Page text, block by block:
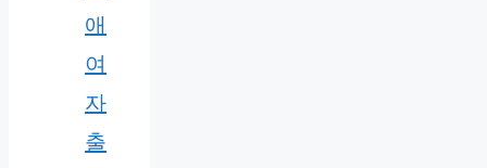
애
여
자
출